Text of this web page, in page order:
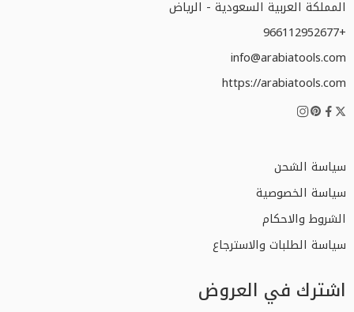
المملكة العربية السعودية - الرياض
+966112952677
info@arabiatools.com
https://arabiatools.com
سياسة الشحن
سياسة الخصوصية
الشروط والاحكام
سياسة الطلبات والاسترجاع
اشترك في العروض